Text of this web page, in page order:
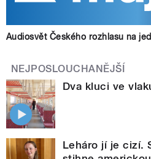
Audiosvět Českého rozhlasu na
NEJPOSLOUCHANĚJŠÍ
Dva kluci ve
Leháro jí je cizí.